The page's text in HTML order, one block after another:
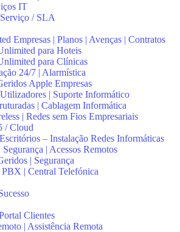
IT
/ SLA
Empresas | Planos | Avenças | Contratos
para Hoteis
para Clínicas
24/7 | Alarmística
Apple Empresas
| Suporte Informático
| Cablagem Informática
| Redes sem Fios Empresariais
/ Cloud
– Instalação Redes Informáticas
| Acessos Remotos
| Segurança
| Central Telefónica
Clientes
| Assistência Remota